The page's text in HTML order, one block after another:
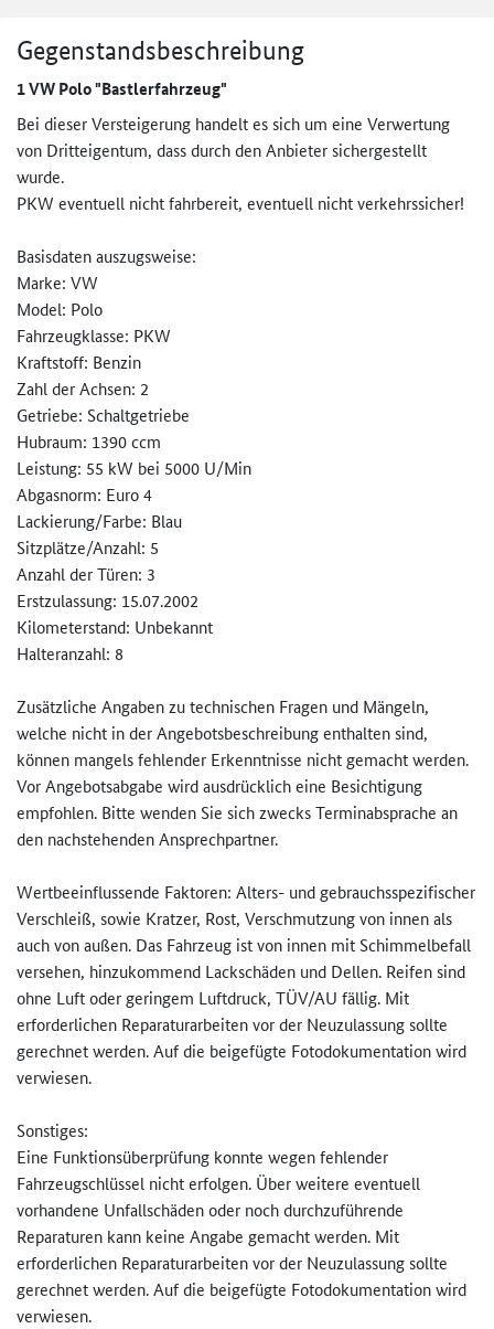
Gegenstandsbeschreibung
1 VW Polo "Bastlerfahrzeug"
Bei dieser Versteigerung handelt es sich um eine Verwertung
von Dritteigentum, dass durch den Anbieter sichergestellt
wurde.
PKW eventuell nicht fahrbereit, eventuell nicht verkehrssicher!
Basisdaten auszugsweise:
Marke: VW
Model: Polo
Fahrzeugklasse: PKW
Kraftstoff: Benzin
Zahl der Achsen: 2
Getriebe: Schaltgetriebe
Hubraum: 1390 ccm
Leistung: 55 kW bei 5000 U/Min
Abgasnorm: Euro 4
Lackierung/Farbe: Blau
Sitzplätze/Anzahl: 5
Anzahl der Türen: 3
Erstzulassung: 15.07.2002
Kilometerstand: Unbekannt
Halteranzahl: 8
Zusätzliche Angaben zu technischen Fragen und Mängeln,
welche nicht in der Angebotsbeschreibung enthalten sind,
können mangels fehlender Erkenntnisse nicht gemacht werden.
Vor Angebotsabgabe wird ausdrücklich eine Besichtigung
empfohlen. Bitte wenden Sie sich zwecks Terminabsprache an
den nachstehenden Ansprechpartner.
Wertbeeinflussende Faktoren: Alters- und gebrauchsspezifischer
Verschleiß, sowie Kratzer, Rost, Verschmutzung von innen als
auch von außen. Das Fahrzeug ist von innen mit Schimmelbefall
versehen, hinzukommend Lackschäden und Dellen. Reifen sind
ohne Luft oder geringem Luftdruck, TÜV/AU fällig. Mit
erforderlichen Reparaturarbeiten vor der Neuzulassung sollte
gerechnet werden. Auf die beigefügte Fotodokumentation wird
verwiesen.
Sonstiges:
Eine Funktionsüberprüfung konnte wegen fehlender
Fahrzeugschlüssel nicht erfolgen. Über weitere eventuell
vorhandene Unfallschäden oder noch durchzuführende
Reparaturen kann keine Angabe gemacht werden. Mit
erforderlichen Reparaturarbeiten vor der Neuzulassung sollte
gerechnet werden. Auf die beigefügte Fotodokumentation wird
verwiesen.